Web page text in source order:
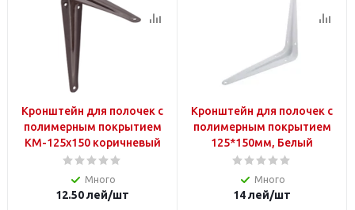
Кронштейн для полочек с
полимерным покрытием
KM-125x150 коричневый
Много
12.50лей/шт
Кронштейн для полочек с
полимерным покрытием
125*150мм, Белый
Много
14лей/шт